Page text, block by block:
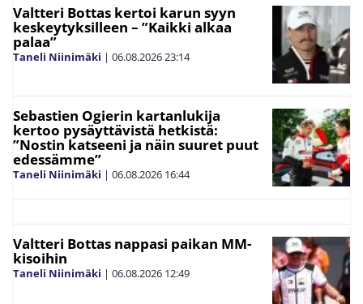
Valtteri Bottas kertoi karun syyn
keskeytyksilleen – ”Kaikki alkaa
palaa”
Taneli Niinimäki | 06.08.202623:14
Sebastien Ogierin kartanlukija
kertoo pysäyttävistä hetkistä:
”Nostin katseeni ja näin suuret puut
edessämme”
Taneli Niinimäki | 06.08.2026 16:44
Valtteri Bottas nappasi paikan MM-
kisoihin
Taneli Niinimäki | 06.08.2026 12:49